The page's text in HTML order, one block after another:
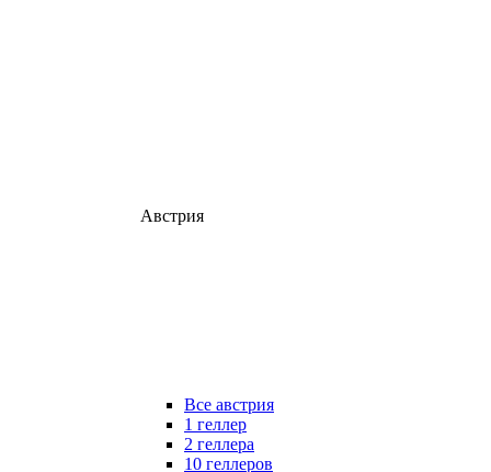
Австрия
Все австрия
1 геллер
2 геллера
10 геллеров